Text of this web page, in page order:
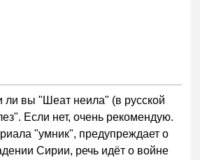
ли вы "Шеат неила" (в русской
Если нет, очень рекомендую.
"умник", предупреждает о
Сирии, речь идёт о войне